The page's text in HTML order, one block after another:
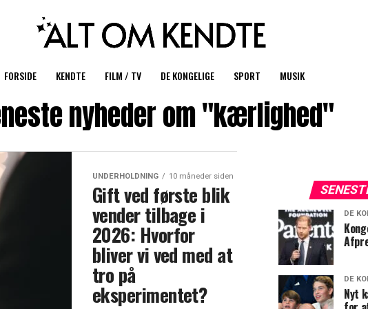
FORSIDE KENDTE FILM / TV DE KONGELIGE SPORT MUSIK
nyheder om "kærlighed"
UNDERHOLDNING 10 måneder siden
Gift ved første blik
vender tilbage i
2026: Hvorfor
bliver vi ved med at
tro på
eksperimentet?
DE
DE
Nyt